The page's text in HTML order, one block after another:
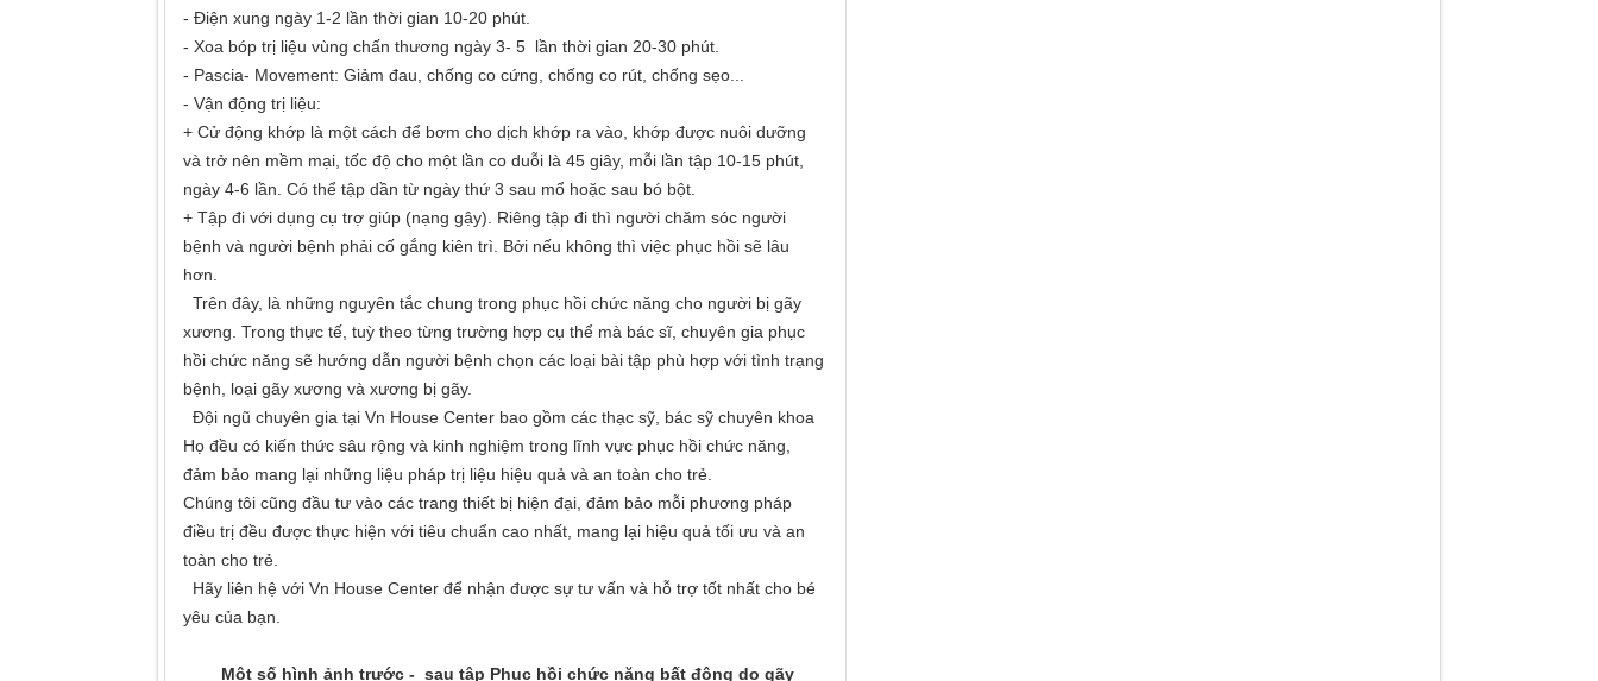
- Điện xung ngày 1-2 lần thời gian 10-20 phút.
- Xoa bóp trị liệu vùng chấn thương ngày 3- 5 lần thời gian 20-30 phút.
- Pascia- Movement: Giảm đau, chống co cứng, chống co rút, chống sẹo...
- Vận động trị liệu:
+ Cử động khớp là một cách để bơm cho dịch khớp ra vào, khớp được nuôi dưỡng
và trở nên mềm mại, tốc độ cho một lần co duỗi là 45 giây, mỗi lần tập 10-15 phút,
ngày 4-6 lần. Có thể tập dần từ ngày thứ 3 sau mổ hoặc sau bó bột.
+ Tập đi với dụng cụ trợ giúp (nạng gậy). Riêng tập đi thì người chăm sóc người
bệnh và người bệnh phải cố gắng kiên trì. Bởi nếu không thì việc phục hồi sẽ lâu
hơn.
Trên đây, là những nguyên tắc chung trong phục hồi chức năng cho người bị gãy
xương. Trong thực tế, tuỳ theo từng trường hợp cụ thể mà bác sĩ, chuyên gia phục
hồi chức năng sẽ hướng dẫn người bệnh chọn các loại bài tập phù hợp với tình trạng
bệnh, loại gãy xương và xương bị gãy.
Đội ngũ chuyên gia tại Vn House Center bao gồm các thạc sỹ, bác sỹ chuyên khoa
Họ đều có kiến thức sâu rộng và kinh nghiệm trong lĩnh vực phục hồi chức năng,
đảm bảo mang lại những liệu pháp trị liệu hiệu quả và an toàn cho trẻ.
Chúng tôi cũng đầu tư vào các trang thiết bị hiện đại, đảm bảo mỗi phương pháp
điều trị đều được thực hiện với tiêu chuẩn cao nhất, mang lại hiệu quả tối ưu và an
toàn cho trẻ.
Hãy liên hệ với Vn House Center để nhận được sự tư vấn và hỗ trợ tốt nhất cho bé
yêu của bạn.
Một số hình ảnh trước - sau tập Phục hồi chức năng bất động do gãy